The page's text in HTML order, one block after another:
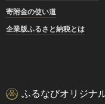
寄附金の使い道
企業版ふるさと納税とは
ふるなびオリジナ